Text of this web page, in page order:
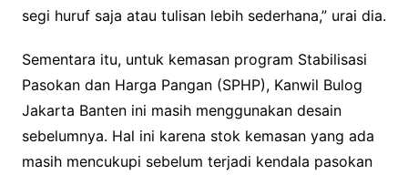
segi huruf saja atau tulisan lebih sederhana,” urai dia.
Sementara itu, untuk kemasan program Stabilisasi
Pasokan dan Harga Pangan (SPHP), Kanwil Bulog
Jakarta Banten ini masih menggunakan desain
sebelumnya. Hal ini karena stok kemasan yang ada
masih mencukupi sebelum terjadi kendala pasokan